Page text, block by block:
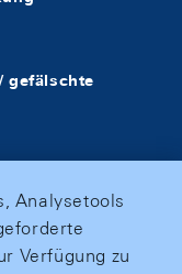
gefälschte
Analysetools
Verfügung zu